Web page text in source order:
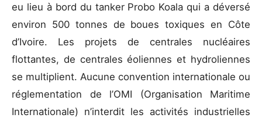
eu lieu à bord du tanker Probo Koala qui a déversé
environ 500 tonnes de boues toxiques en Côte
d’Ivoire. Les projets de centrales nucléaires
flottantes, de centrales éoliennes et hydroliennes
se multiplient. Aucune convention internationale ou
réglementation de l’OMI (Organisation Maritime
Internationale) n’interdit les activités industrielles